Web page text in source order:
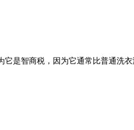
是智商税，因为它通常比普通洗